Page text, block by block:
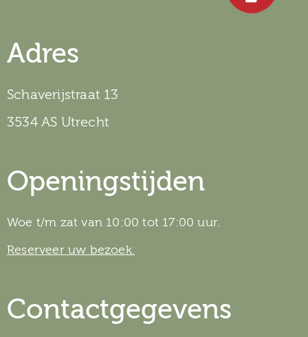
Adres
Schaverijstraat 13
3534 AS Utrecht
Openingstijden
Woe t/m zat van 10:00 tot 17:00 uur.
Reserveer uw bezoek.
Contactgegevens